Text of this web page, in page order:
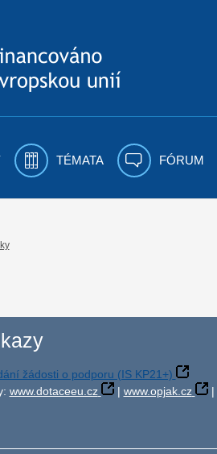
TÉMATA FÓRUM
žádosti o podporu (IS KP21+)
www.dotaceeu.cz | www.opjak.cz |